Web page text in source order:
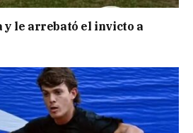
y le arrebató el invicto a